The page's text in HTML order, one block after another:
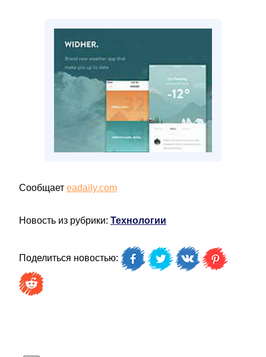
Сообщает eadaily.com
Новость из рубрики: Технологии
Поделиться новостью: